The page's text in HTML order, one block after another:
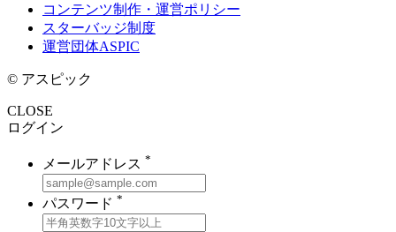
コンテンツ制作・運営ポリシー
スターバッジ制度
運営団体ASPIC
© アスピック
CLOSE
ログイン
メールアドレス *
パスワード *